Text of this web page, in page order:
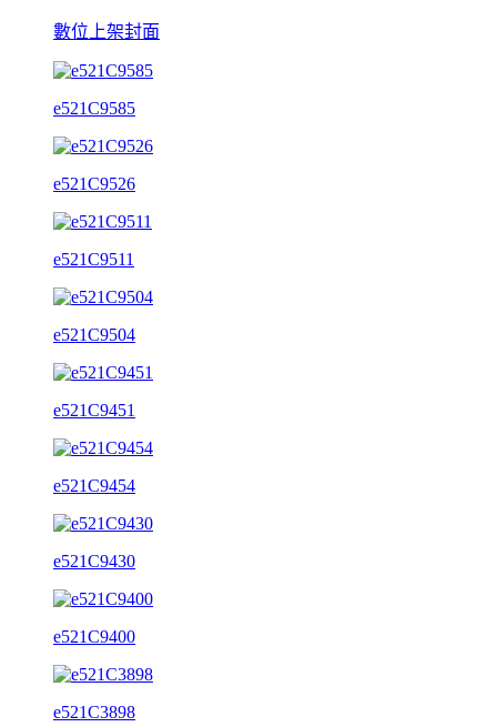
數位上架封面
e521C9585
e521C9526
e521C9511
e521C9504
e521C9451
e521C9454
e521C9430
e521C9400
e521C3898